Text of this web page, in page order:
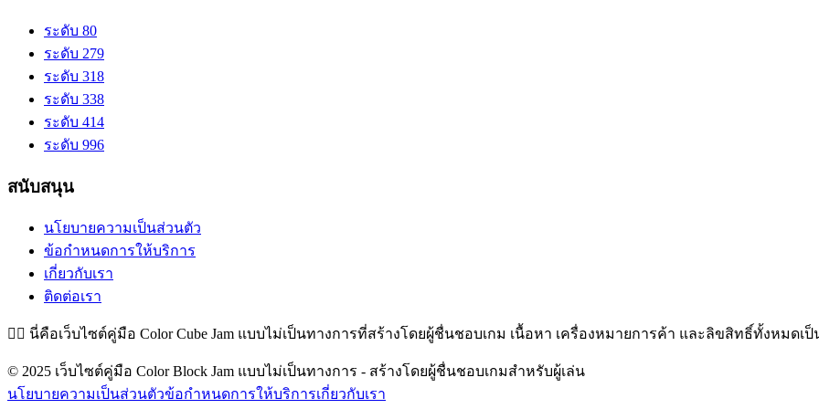
ระดับ 80
ระดับ 279
ระดับ 318
ระดับ 338
ระดับ 414
ระดับ 996
สนับสนุน
นโยบายความเป็นส่วนตัว
ข้อกำหนดการให้บริการ
เกี่ยวกับเรา
ติดต่อเรา
👉🏻 นี่คือเว็บไซต์คู่มือ Color Cube Jam แบบไม่เป็นทางการที่สร้างโดยผู้ชื่นชอบเกม เนื้อหา เครื่องหมายการค้า และลิขสิทธิ์ทั้งหมดเป็
© 2025 เว็บไซต์คู่มือ Color Block Jam แบบไม่เป็นทางการ - สร้างโดยผู้ชื่นชอบเกมสำหรับผู้เล่น
นโยบายความเป็นส่วนตัวข้อกำหนดการให้บริการเกี่ยวกับเรา